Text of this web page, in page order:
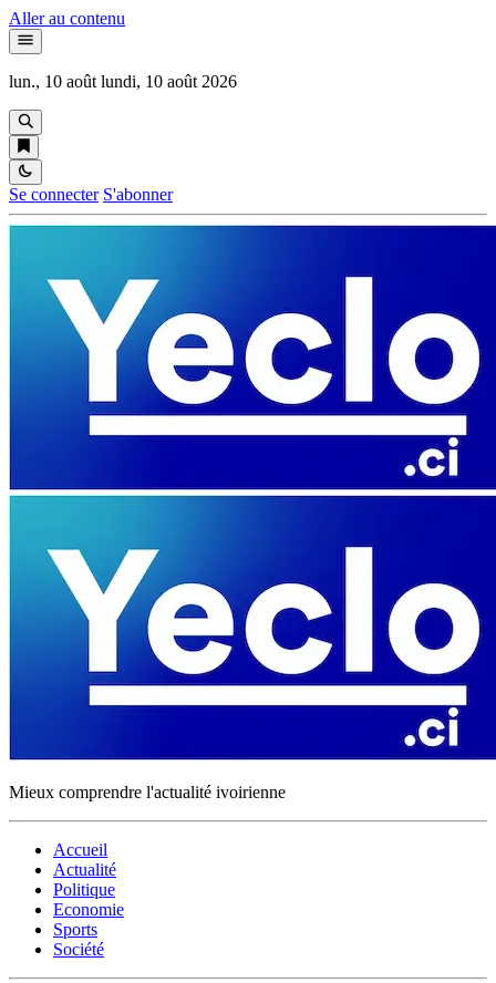
Aller au contenu
lun., 10 août lundi, 10 août 2026
Se connecter S'abonner
Mieux comprendre l'actualité ivoirienne
Accueil
Actualité
Politique
Economie
Sports
Société